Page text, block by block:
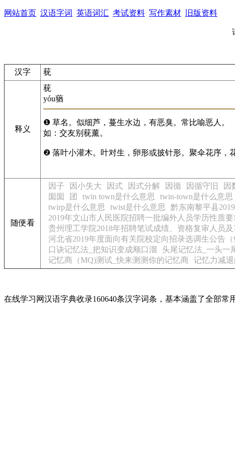
网站首页 汉语字词 英语词汇 考试资料 写作素材 旧版资料
汉字 莸
释义
莸
yóu蕕
❶ 草名。似细芦，蔓生水边，有恶臭。常比喻恶人。
如：交友别莸薰。
❷ 落叶小灌木。叶对生，卵形或披针形。聚伞花序，
随便看
因子 因小失大 因式 因式分解 因循 因循守旧 因
囡囡
团 twin town是什么意思 twin-town是什么意思
twirp是什么意思
twist是什么意思 黔东南黎平县
2019年文山市人民医院招聘一批编外人员学历性质
贵州理工学院2018年招聘笔试成绩、资格复审人员
河北省2019年度面向有关院校定向招录选调生公告（
口诀记忆法_把知识变成顺口溜
头尾记忆法_一头一
记忆商（MQ)测试_快来测测你的记忆商
记忆力减
在线学习网汉语字典收录160640条汉字词条，基本涵盖了全部常